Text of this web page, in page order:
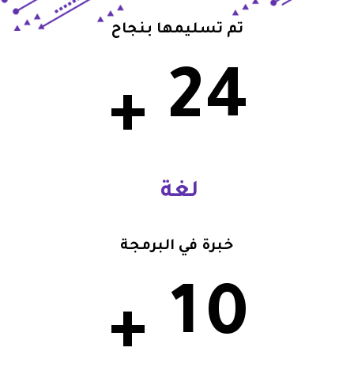
تم تسليمها بنجاح
+ 24
لغة
خبرة في البرمجة
+ 10